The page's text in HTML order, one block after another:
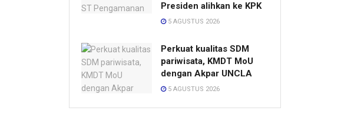
Presiden alihkan ke KPK
5 AGUSTUS 2026
Perkuat kualitas SDM
pariwisata, KMDT MoU
dengan Akpar UNCLA
5 AGUSTUS 2026